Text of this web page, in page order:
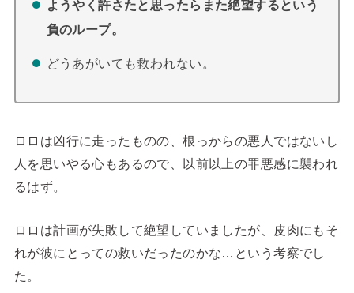
ようやく許さたと思ったらまた絶望するという
負のループ。
どうあがいても救われない。
ロロは凶行に走ったものの、根っからの悪人ではないし
人を思いやる心もあるので、以前以上の罪悪感に襲われ
るはず。
ロロは計画が失敗して絶望していましたが、皮肉にもそ
れが彼にとっての救いだったのかな…という考察でし
た。